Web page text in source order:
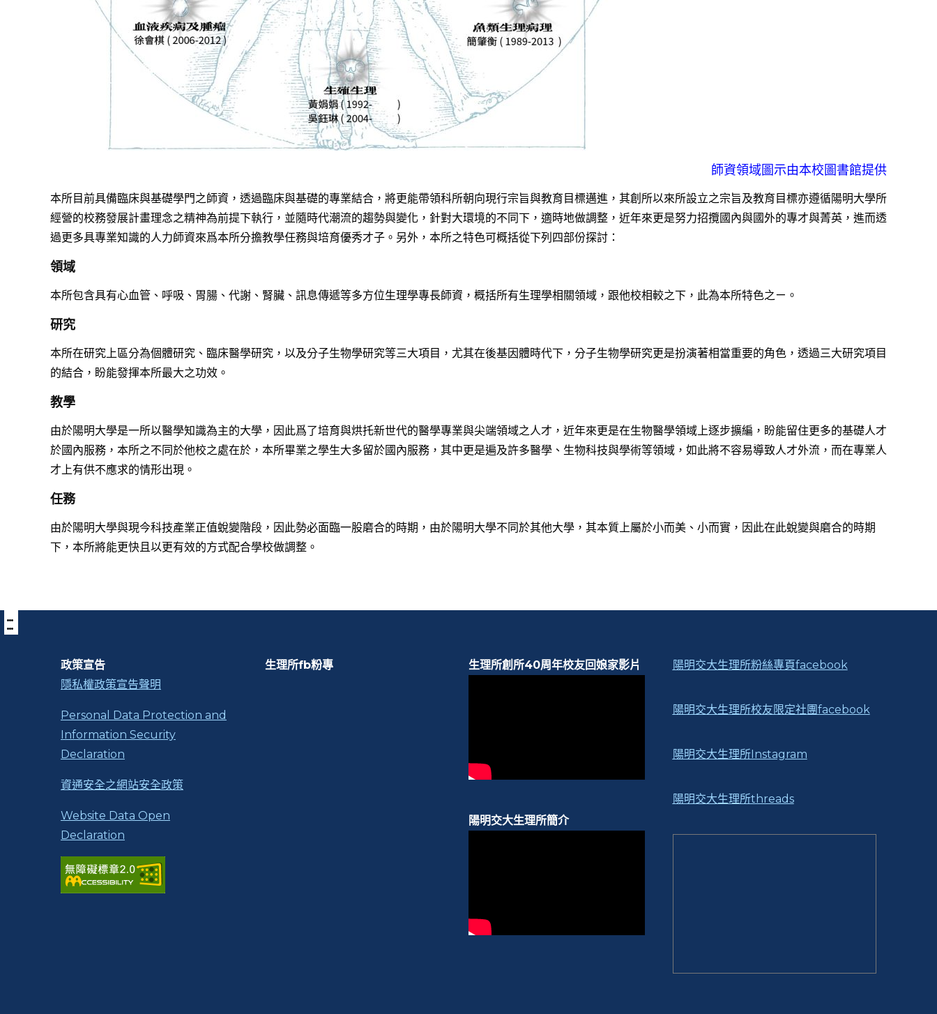
師資領域圖示由本校圖書館提供
本所目前具備臨床與基礎學門之師資，透過臨床與基礎的專業結合，將更能帶領科所朝向現行宗旨與教育目標邁進，其創所以來所設立之宗旨及教育目標亦遵循陽明大學所
經營的校務發展計畫理念之精神為前提下執行，並隨時代潮流的趨勢與變化，針對大環境的不同下，適時地做調整，近年來更是努力招攬國內與國外的專才與菁英，進而透
過更多具專業知識的人力師資來爲本所分擔教學任務與培育優秀才子。另外，本所之特色可概括從下列四部份探討：
領域
本所包含具有心血管、呼吸、胃腸、代謝、腎臟、訊息傳遞等多方位生理學專長師資，概括所有生理學相關領域，跟他校相較之下，此為本所特色之ㄧ。
研究
本所在研究上區分為個體研究、臨床醫學研究，以及分子生物學研究等三大項目，尤其在後基因體時代下，分子生物學研究更是扮演著相當重要的角色，透過三大研究項目
的結合，盼能發揮本所最大之功效。
教學
由於陽明大學是一所以醫學知識為主的大學，因此爲了培育與烘托新世代的醫學專業與尖端領域之人才，近年來更是在生物醫學領域上逐步擴編，盼能留住更多的基礎人才
於國內服務，本所之不同於他校之處在於，本所畢業之學生大多留於國內服務，其中更是遍及許多醫學、生物科技與學術等領域，如此將不容易導致人才外流，而在專業人
才上有供不應求的情形出現。
任務
由於陽明大學與現今科技產業正值蛻變階段，因此勢必面臨一股磨合的時期，由於陽明大學不同於其他大學，其本質上屬於小而美、小而實，因此在此蛻變與磨合的時期
下，本所將能更快且以更有效的方式配合學校做調整。
:::下
方
政策宣告
隱私權政策宣告聲明
Personal Data Protection and
Information Security
Declaration
資通安全之網站安全政策
Website Data Open
Declaration
生理所fb粉專 生理所創所40周年校友回娘家影片
陽明交大生理所簡介
陽明交大生理所粉絲專頁facebook
陽明交大生理所校友限定社團facebook
陽明交大生理所Instagram
陽明交大生理所threads